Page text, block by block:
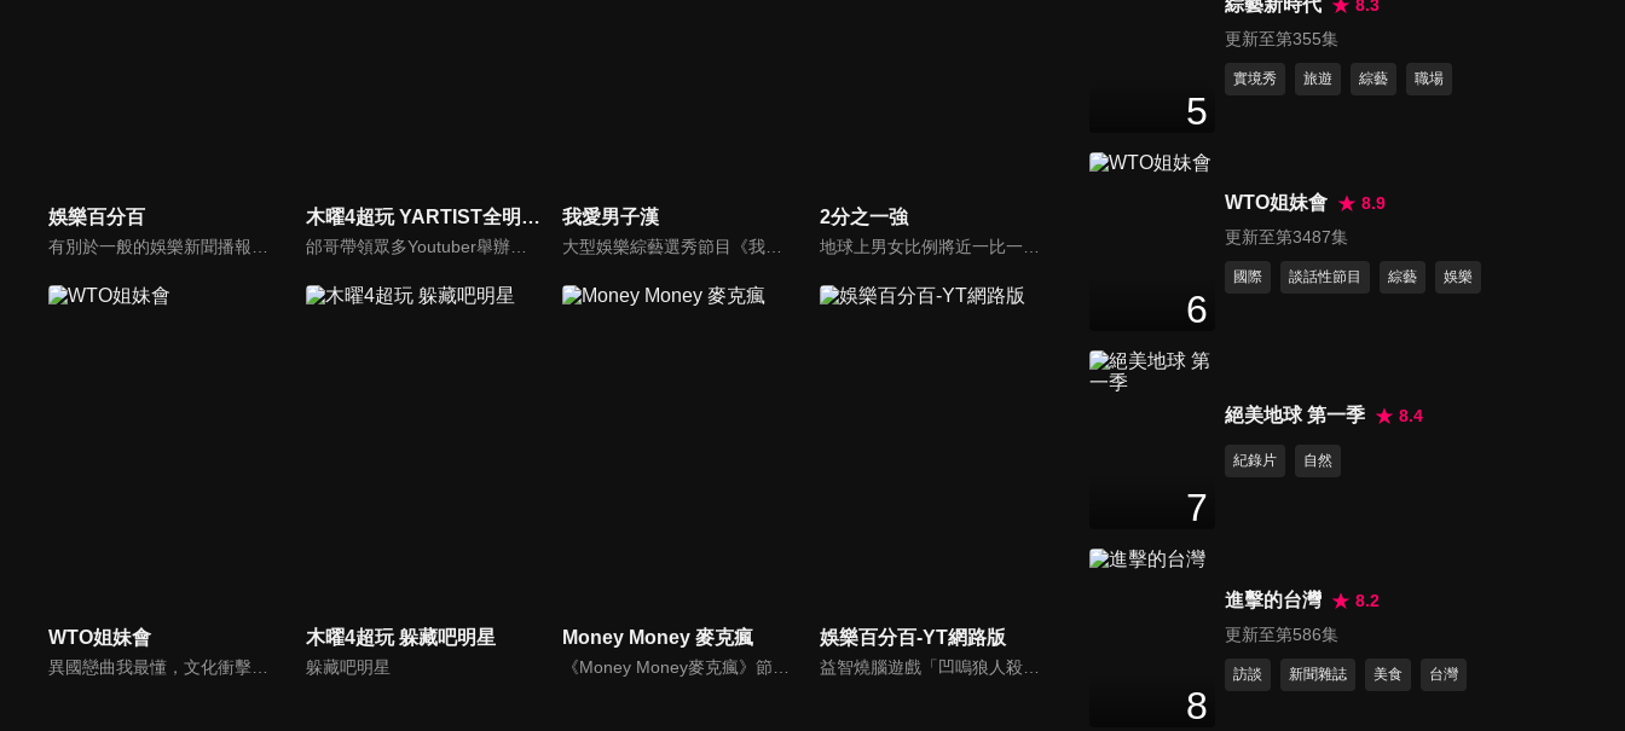
娛樂百分百 木曜4超玩 YARTIST全明星運動大會
邰哥帶領眾多Youtuber舉辦運動會，全部人都動起來！木曜4超玩傾盡全力全新大型力作，集結YARTIST一同揮灑汗水爭取榮譽！
我愛男子漢 2分之一強
WTO姐妹會
異國戀曲我最懂，文化衝擊大不同！到底新住民怎麼看台灣？讓我們與主持人和來自世界各地的外國朋友，一起聊聊不同國家文化差異、衝擊、風俗、語言學習經驗、婚姻生活等。
木曜4超玩 躲藏吧明星
躲藏吧明星
Money Money 麥克瘋
《Money Money麥克瘋》節目強調不比音準、不比音色，也不比外型、外貌、氣質、長相等如何，只強調只要歌詞記得牢，就可以參加比賽。
娛樂百分百-YT網路版
益智燒腦遊戲「凹嗚狼人殺」激發你的邏輯推理能力，偶像巨星雲集，全球娛樂資訊，一手掌握不脫節！2025全新升級改版，盡在《娛樂百分百-YT網路版》！
第375集 八三夭近期最愛音樂
作品是這些!
受「他」影響最深?!
第377集 郭雪芙的秋冬穿搭指
第378集 《冬菊，沒問題！》
13
第380集 坤達大方分享型男時
尚穿搭原則
5
綜藝新時代
8.3
更新至第355集
實境秀 旅遊 綜藝 職場
6
WTO姐妹會
8.9
更新至第3487集
國際 談話性節目 綜藝 娛樂
7
絕美地球 第一季 8.4
紀錄片 自然
8
進擊的台灣
8.2
更新至第586集
訪談 新聞雜誌 美食 台灣